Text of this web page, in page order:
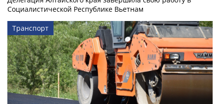
Социалистической Республике Вьетнам
Транспорт